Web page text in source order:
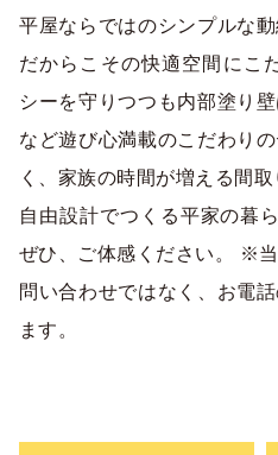
平屋ならではのシンプルな
だからこその快適空間にこ
シーを守りつつも内部塗り
など遊び心満載のこだわり
く、家族の時間が増える間
自由設計でつくる平家の暮
ぜひ、ご体感ください。 ※
問い合わせではなく、お電
ます。